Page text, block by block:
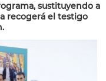
sustituyendo a
recogerá el testigo